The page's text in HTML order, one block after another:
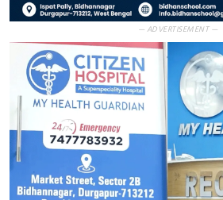
— ADVERTISEMENT —